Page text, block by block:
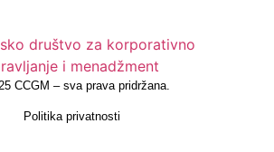
CCGM – sva prava pridržana
Politika privatnosti